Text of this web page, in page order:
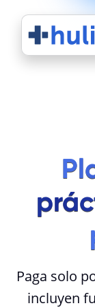
Paga solo
incluyen